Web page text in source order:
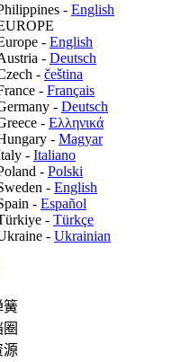
- English
- English
- Deutsch
- čeština
- Français
- Deutsch
- Ελληνικά
- Magyar
- Italiano
- Polski
- English
- Español
- Türkçe
- Ukrainian
簧
源